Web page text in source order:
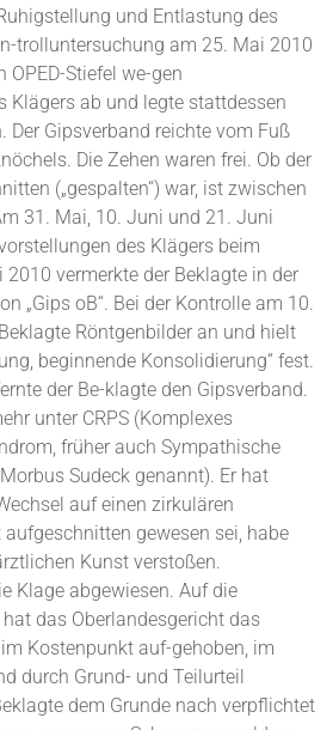
und Entlastung des
trolluntersuchung am 25. Mai 2010
OPED-Stiefel we-gen
Klägers ab und legte stattdessen
Der Gipsverband reichte vom Fuß
Die Zehen waren frei. Ob der
(„gespalten“) war, ist zwischen
31. Mai, 10. Juni und 21. Juni
des Klägers beim
vermerkte der Beklagte in der
„Gips oB“. Bei der Kontrolle am 10.
Röntgenbilder an und hielt
beginnende Konsolidierung“ fest.
der Be-klagte den Gipsverband.
unter CRPS (Komplexes
früher auch Sympathische
Sudeck genannt). Er hat
auf einen zirkulären
gewesen sei, habe
Kunst verstoßen.
Klage abgewiesen. Auf die
das Oberlandesgericht das
Kostenpunkt auf-gehoben, im
durch Grund- und Teilurteil
dem Grunde nach verpflichtet